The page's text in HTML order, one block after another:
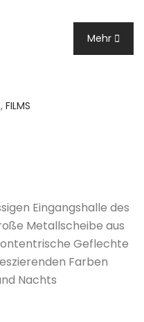
Mehr
, FILMS
Eingangshalle des
Metallscheibe aus
Geflechte
Farben
Nachts